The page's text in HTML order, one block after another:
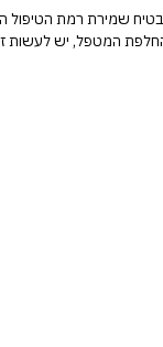
שמירת רמת הטיפול
המטפל, יש לעשות